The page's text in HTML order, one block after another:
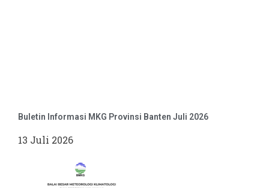
Buletin Informasi MKG Provinsi Banten Juli 2026
13 Juli 2026